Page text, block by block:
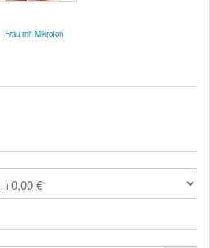
Frau mit Mikrofon